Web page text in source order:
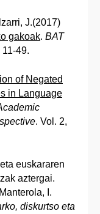
J.(2017)
gakoak. BAT
11-49.
of Negated
in Language
. Vol. 2,
euskararen
aztergai.
I.
diskurtso eta